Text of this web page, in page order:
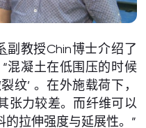
副教授Chin博士介绍了
混凝土在低围压的时候
纹’ 。在外施载荷下，
张力较差。而纤维可以
拉伸强度与延展性。”